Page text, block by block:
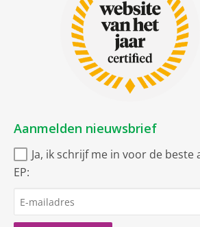
Aanmelden nieuwsbrief
Ja, ik schrijf me in voor de beste
EP: